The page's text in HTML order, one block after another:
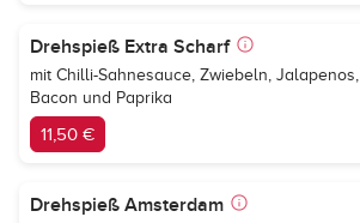
Drehspieß Extra Scharf
mit Chilli-Sahnesauce, Zwiebeln, Jalapenos,
Bacon und Paprika
11,50 €
Drehspieß Amsterdam